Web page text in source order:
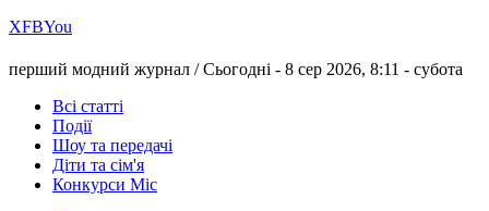
ХFBYou
перший модний журнал /Сьогодні - 8 сер 2026, 8:11 - субота
Всі статті
Події
Шоу та передачі
Діти та сім'я
Конкурси Міс